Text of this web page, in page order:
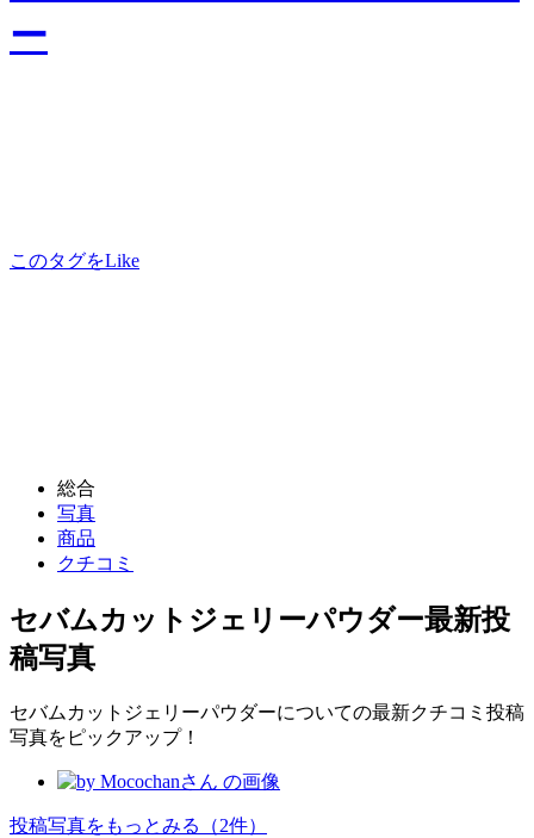
ー
このタグをLike
総合
写真
商品
クチコミ
セバムカットジェリーパウダー最新投
稿写真
セバムカットジェリーパウダーについての最新クチコミ投稿
写真をピックアップ！
投稿写真をもっとみる （2件）